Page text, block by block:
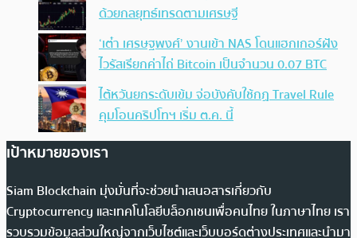
ด้วยกลยุทธ์เทรดตามเศรษฐี
‘เต๋า เศรษฐพงศ์’ งานเข้า NAS โดนแฮกเกอร์ฝัง
ไวรัสเรียกค่าไถ่ Bitcoin เป็นจำนวน 0.07 BTC
ไต้หวันยกระดับเข้ม จ่อบังคับใช้กฏ Travel Rule
คุมโอนคริปโทฯ เริ่ม ต.ค. นี้
เป้าหมายของเรา
Siam Blockchain มุ่งมั่นที่จะช่วยนำเสนอสารเกี่ยวกับ
Cryptocurrency และเทคโนโลยีบล็อกเชนเพื่อคนไทย ในภาษาไทย เรา
รวบรวมข้อมูลส่วนใหญ่จากเว็บไซต์และเว็บบอร์ดต่างประเทศและนำมา